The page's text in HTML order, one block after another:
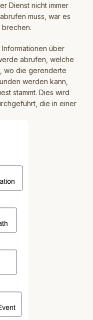
Dienst nicht immer
muss, war es
über
abrufen, welche
wo die gerenderte
werden kann,
stammt. Dies wird
die in einer